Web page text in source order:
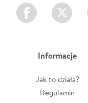
Facebook Twitter
Informacje
Jak to działa?
Regulamin